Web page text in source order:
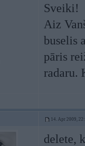
Sveiki!
Aiz
buselis
pāris
radaru.
14. Apr 2009,
delete,